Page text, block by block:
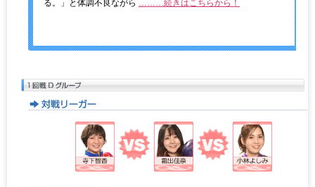
る。」と体調不良ながら
………続きはこちらから！